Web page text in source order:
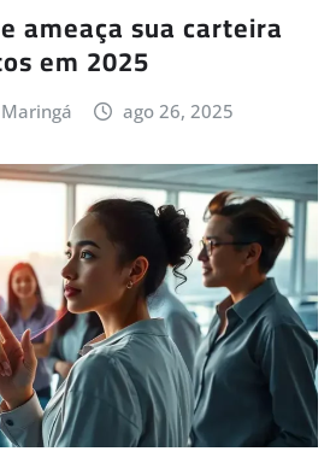
ameaça sua carteira
em 2025
ago 26, 2025